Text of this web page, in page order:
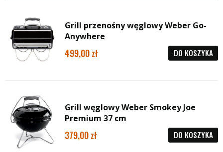
Grill przenośny węglowy Weber Go-
Anywhere
499,00 DO KOSZYKA
Grill węglowy Weber Smokey Joe
Premium 37 cm
379,00 DO KOSZYKA